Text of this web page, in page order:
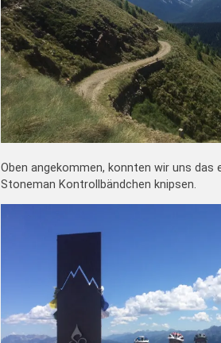
Oben angekommen, konnten wir uns das
Stoneman Kontrollbändchen knipsen.